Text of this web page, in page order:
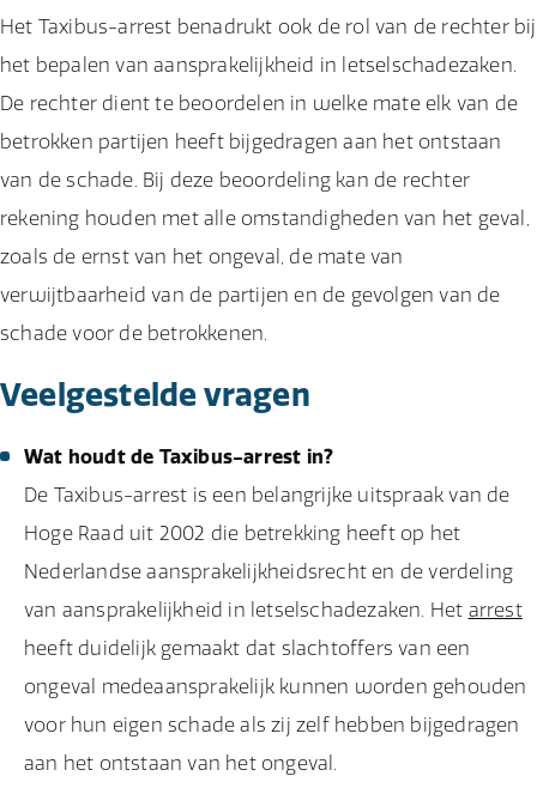
Het Taxibus-arrest benadrukt ook de rol van de rechter bij
het bepalen van aansprakelijkheid in letselschadezaken.
De rechter dient te beoordelen in welke mate elk van de
betrokken partijen heeft bijgedragen aan het ontstaan
van de schade. Bij deze beoordeling kan de rechter
rekening houden met alle omstandigheden van het geval,
zoals de ernst van het ongeval, de mate van
verwijtbaarheid van de partijen en de gevolgen van de
schade voor de betrokkenen.
Veelgestelde vragen
Wat houdt de Taxibus-arrest in?
De Taxibus-arrest is een belangrijke uitspraak van de
Hoge Raad uit 2002 die betrekking heeft op het
Nederlandse aansprakelijkheidsrecht en de verdeling
van aansprakelijkheid in letselschadezaken. Het arrest
heeft duidelijk gemaakt dat slachtoffers van een
ongeval medeaansprakelijk kunnen worden gehouden
voor hun eigen schade als zij zelf hebben bijgedragen
aan het ontstaan van het ongeval.